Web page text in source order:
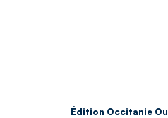
Édition Occitanie